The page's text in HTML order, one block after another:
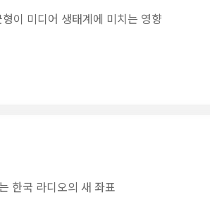
이 미디어 생태계에 미치는 영향
한국 라디오의 새 좌표